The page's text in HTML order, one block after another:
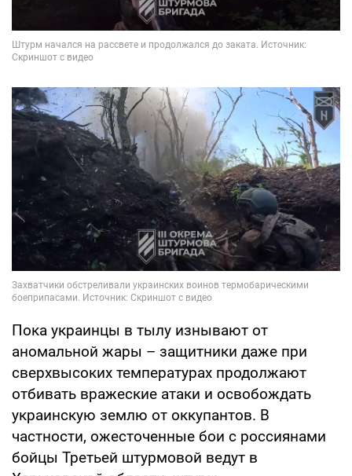
Пока украинцы в тылу изнывают от
аномальной жары – защитники даже при
сверхвысоких температурах продолжают
отбивать вражеские атаки и освобождать
украинскую землю от оккупантов. В
частности, ожесточенные бои с россиянами
бойцы Третьей штурмовой ведут в